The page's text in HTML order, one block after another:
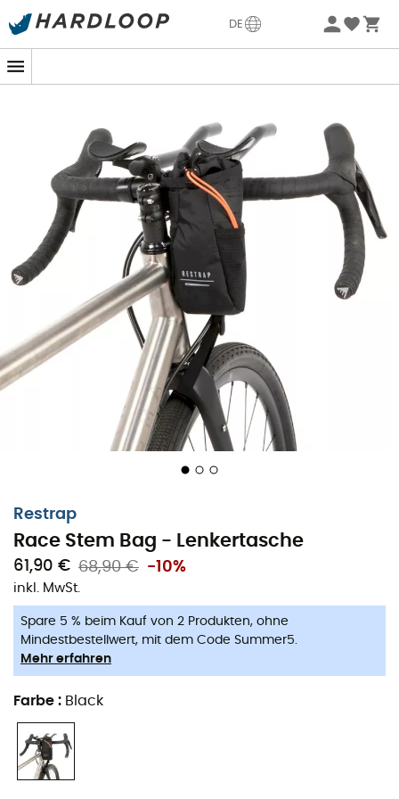
DE
Sommerangebote🔥 -5% EXTRA ab 2 Produkten* Code
Restrap
Race Stem Bag - Lenkertasche
61,90 € 68,90 € -10%
inkl. MwSt.
Spare 5 % beim Kauf von 2 Produkten, ohne
Mindestbestellwert, mit dem Code Summer5.
Mehr erfahren
Farbe : Black
Ob du ein leidenschaftlicher Radfahrer oder ein
begeisterter Radtourenfahrer bist, die Lenkertasche
Restrap Race Stem Bag
lässt sich einfach an deinem
die Pedale trittst. Sie ist ideal für Langstreckenrennen
oder Radtouren.